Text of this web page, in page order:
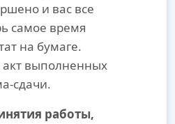
и вас все
самое время
на бумаге.
выполненных
сдачи.
работы,